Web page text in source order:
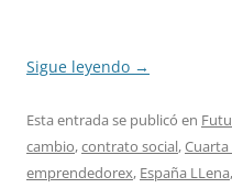
Sigue leyendo →
Esta entrada se publicó en
cambio,contrato social,
emprendedorex, España LLena,